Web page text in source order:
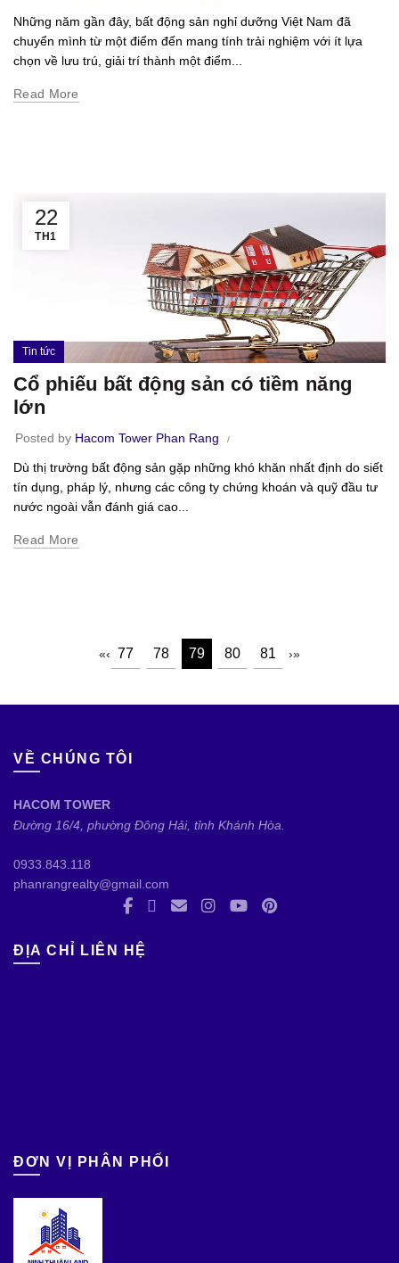
Những năm gần đây, bất động sản nghỉ dưỡng Việt Nam đã
chuyển mình từ một điểm đến mang tính trải nghiệm với ít lựa
chọn về lưu trú, giải trí thành một điểm...
Read More
22
TH1
Tin tức
Cổ phiếu bất động sản có tiềm năng
lớn
Posted by Hacom Tower Phan Rang
Dù thị trường bất động sản gặp những khó khăn nhất định do siết
tín dụng, pháp lý, nhưng các công ty chứng khoán và quỹ đầu tư
nước ngoài vẫn đánh giá cao...
Read More
«‹ 77 78 79 80 81 ›»
VỀ CHÚNG TÔI
HACOM TOWER
Đường 16/4, phường Đông Hải, tỉnh Khánh Hòa.
0933.843.118
phanrangrealty@gmail.com
ĐỊA CHỈ LIÊN HỆ
ĐƠN VỊ PHÂN PHỐI